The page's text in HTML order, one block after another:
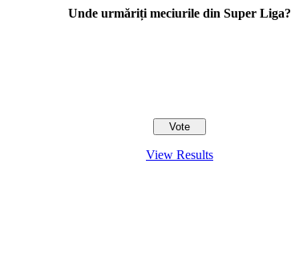
Unde urmăriți meciurile din Super Liga?
View Results